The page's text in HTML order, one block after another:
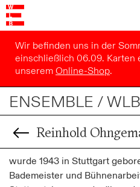
Wir befinden uns in der
einschließlich 06.09. Karten
unseremOnline-Shop.
ENSEMBLE / WLB
Reinhold
wurde 1943 in Stuttgart
Bademeister und